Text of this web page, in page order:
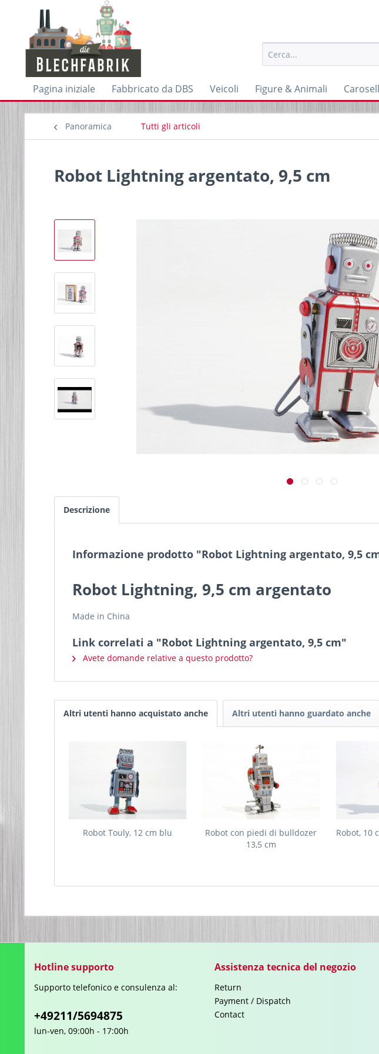
Pagina iniziale Fabbricato da DBS Veicoli Figure & Animali
Panoramica Tutti gli articoli
Robot Lightning argentato, 9,5 cm
Descrizione
Informazione prodotto "Robot Lightning argentato, 9,5
Robot Lightning, 9,5 cm argentato
Made in China
Link correlati a "Robot Lightning argentato, 9,5 cm"
Avete domande relative a questo prodotto?
Altri utenti hanno acquistato anche Altri utenti hanno guardato anche
Robot Touly, 12 cm blu
Robot con piedi di bulldozer
13,5 cm
Robot, 10
Hotline supporto
Supporto telefonico e consulenza al:
+49211/5694875
lun-ven, 09:00h - 17:00h
Assistenza tecnica del negozio
Return
Payment / Dispatch
Contact